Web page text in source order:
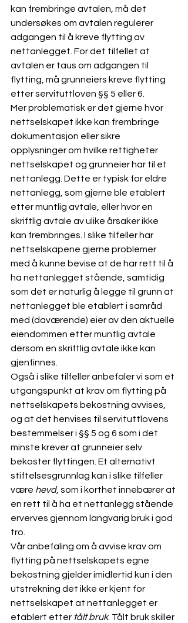
kan frembringe avtalen, må det
undersøkes om avtalen regulerer
adgangen til å kreve flytting av
nettanlegget. For det tilfellet at
avtalen er taus om adgangen til
flytting, må grunneiers kreve flytting
etter servituttloven §§ 5 eller 6.
Mer problematisk er det gjerne hvor
nettselskapet ikke kan frembringe
dokumentasjon eller sikre
opplysninger om hvilke rettigheter
nettselskapet og grunneier har til et
nettanlegg. Dette er typisk for eldre
nettanlegg, som gjerne ble etablert
etter muntlig avtale, eller hvor en
skriftlig avtale av ulike årsaker ikke
kan frembringes. I slike tilfeller har
nettselskapene gjerne problemer
med å kunne bevise at de har rett til å
ha nettanlegget stående, samtidig
som det er naturlig å legge til grunn at
nettanlegget ble etablert i samråd
med (daværende) eier av den aktuelle
eiendommen etter muntlig avtale
dersom en skriftlig avtale ikke kan
gjenfinnes.
Også i slike tilfeller anbefaler vi som et
utgangspunkt at krav om flytting på
nettselskapets bekostning avvises,
og at det henvises til servituttlovens
bestemmelser i §§ 5 og 6 som i det
minste krever at grunneier selv
bekoster flyttingen. Et alternativt
stiftelsesgrunnlag kan i slike tilfeller
være hevd, som i korthet innebærer at
en rett til å ha et nettanlegg stående
erverves gjennom langvarig bruk i god
tro.
Vår anbefaling om å avvise krav om
flytting på nettselskapets egne
bekostning gjelder imidlertid kun i den
utstrekning det ikke er kjent for
nettselskapet at nettanlegget er
etablert etter tålt bruk. Tålt bruk skiller